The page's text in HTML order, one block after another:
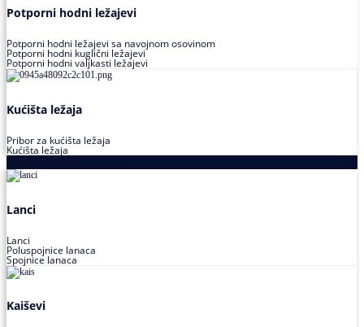
Potporni hodni ležajevi
Potporni hodni ležajevi sa navojnom osovinom
Potporni hodni kuglični ležajevi
Potporni hodni valjkasti ležajevi
Kućišta ležaja
Pribor za kućišta ležaja
Kućišta ležaja
Lanci
Lanci
Poluspojnice lanaca
Spojnice lanaca
Kaiševi